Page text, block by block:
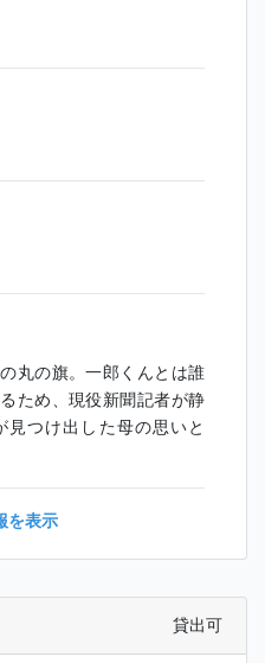
丸の旗。一郎くんとは誰
ため、現役新聞記者が静
見つけ出した母の思いと
を表示
貸出可